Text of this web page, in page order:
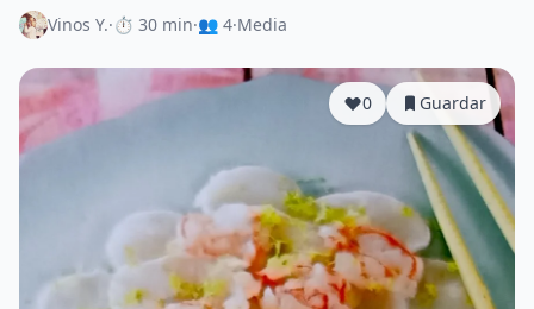
Vinos Y.·⏱ 30 min·👥 4·Media
0 Guardar